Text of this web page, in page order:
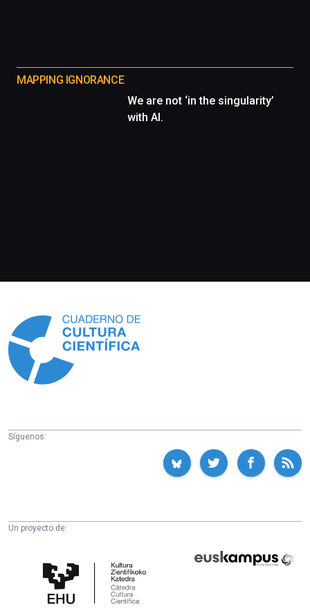
MAPPING IGNORANCE
We are not ‘in the singularity’
with AI.
Síguenos:
Un proyecto de:
Cultura
Científica
Fundazioa